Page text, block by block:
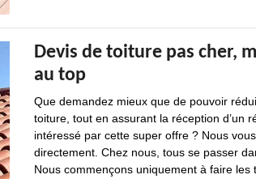
Devis de toiture pas cher,
au top
Que demandez mieux que de pouvoir
toiture, tout en assurant la réception d’un
intéressé par cette super offre ? Nous
directement. Chez nous, tous se passer
Nous commençons uniquement à faire